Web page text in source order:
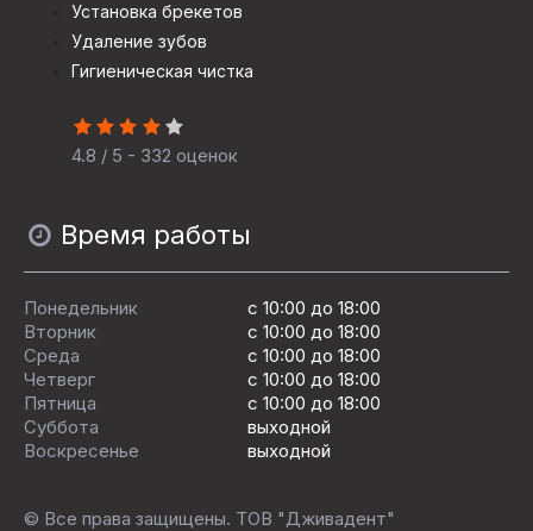
Установка брекетов
Удаление зубов
Гигиеническая чистка
4.8 / 5 - 332 оценок
Время работы
Понедельник
с 10:00 до 18:00
Вторник
с 10:00 до 18:00
Среда
с 10:00 до 18:00
Четверг
с 10:00 до 18:00
Пятница
c 10:00 до 18:00
Суббота
выходной
Воскресенье
выходной
© Все права защищены. ТОВ "Дживадент"